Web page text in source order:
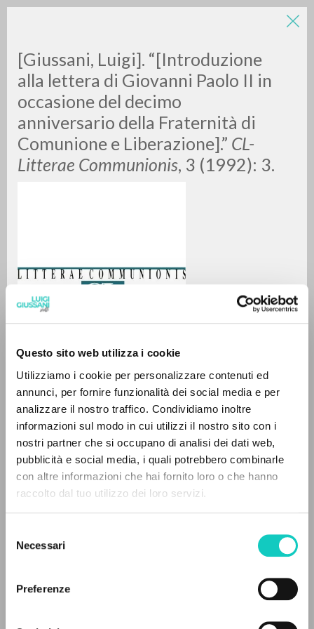
Questo sito web utilizza i cookie
Utilizziamo i cookie per personalizzare contenuti ed
annunci, per fornire funzionalità dei social media e per
analizzare il nostro traffico. Condividiamo inoltre
informazioni sul modo in cui utilizzi il nostro sito con i
nostri partner che si occupano di analisi dei dati web,
pubblicità e social media, i quali potrebbero combinarle
con altre informazioni che hai fornito loro o che hanno
raccolto dal tuo utilizzo dei loro servizi.
delNecessari
Preferenze
[Giussani, Luigi]. “[Introduzione
alla lettera di Giovanni Paolo II in
occasione del decimo
anniversario della Fraternità di
Comunione e Liberazione].” CL-
Litterae Communionis, 3 (1992): 3.
Giussani LuigiAutor
Italiano
CL-Litterae Communionis
1992
LUIGI
GIUSSANI
scritti
BÚSQUEDA AVANZADA »
0DOCUMENTOS ENCONTRADOS
RESULTADOS SUCESIVOS